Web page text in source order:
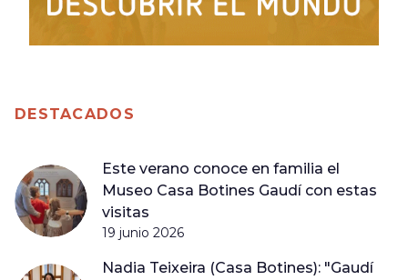
DESTACADOS
Este verano conoce en familia el
Museo Casa Botines Gaudí con estas
visitas
19 junio 2026
Nadia Teixeira (Casa Botines): "Gaudí